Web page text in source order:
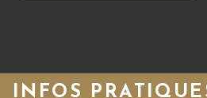
INFOS